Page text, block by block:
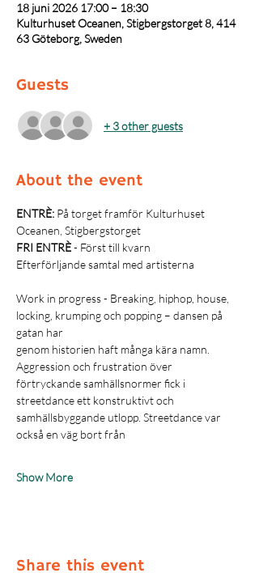
18 juni 2026 17:00 – 18:30
Kulturhuset Oceanen, Stigbergstorget 8, 414
63 Göteborg, Sweden
Guests
+ 3 other guests
About the event
ENTRÈ: På torget framför Kulturhuset
Oceanen, Stigbergstorget
FRI ENTRÈ - Först till kvarn
Efterförljande samtal med artisterna
Work in progress - Breaking, hiphop, house,
locking, krumping och popping – dansen på
gatan har
genom historien haft många kära namn.
Aggression och frustration över
förtryckande samhällsnormer fick i
streetdance ett konstruktivt och
samhällsbyggande utlopp. Streetdance var
också en väg bort från
Show More
Share this event